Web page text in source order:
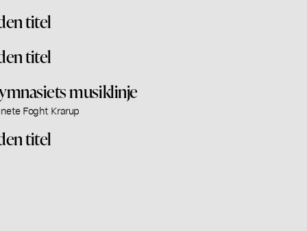
titel
titel
musiklinje
Foght Krarup
titel